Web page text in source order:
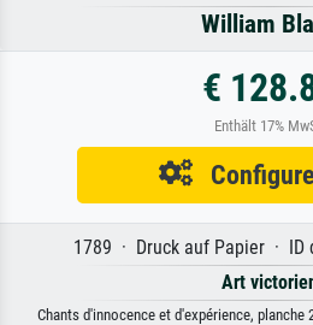
William
€
Enthält 17%
1789 · Druck auf Papier · ID
Art
Chants d'innocence et d'expérience, planche